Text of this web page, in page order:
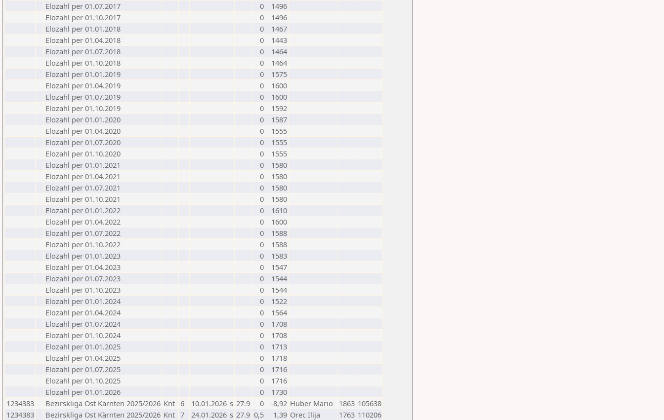
Elozahl per 01.07.2017
0
1496
Elozahl per 01.10.2017
0
1496
Elozahl per 01.01.2018
0
1467
Elozahl per 01.04.2018
0
1443
Elozahl per 01.07.2018
0
1464
Elozahl per 01.10.2018
0
1464
Elozahl per 01.01.2019
0
1575
Elozahl per 01.04.2019
0
1600
Elozahl per 01.07.2019
0
1600
Elozahl per 01.10.2019
0
1592
Elozahl per 01.01.2020
0
1587
Elozahl per 01.04.2020
0
1555
Elozahl per 01.07.2020
0
1555
Elozahl per 01.10.2020
0
1555
Elozahl per 01.01.2021
0
1580
Elozahl per 01.04.2021
0
1580
Elozahl per 01.07.2021
0
1580
Elozahl per 01.10.2021
0
1580
Elozahl per 01.01.2022
0
1610
Elozahl per 01.04.2022
0
1600
Elozahl per 01.07.2022
0
1588
Elozahl per 01.10.2022
0
1588
Elozahl per 01.01.2023
0
1583
Elozahl per 01.04.2023
0
1547
Elozahl per 01.07.2023
0
1544
Elozahl per 01.10.2023
0
1544
Elozahl per 01.01.2024
0
1522
Elozahl per 01.04.2024
0
1564
Elozahl per 01.07.2024
0
1708
Elozahl per 01.10.2024
0
1708
Elozahl per 01.01.2025
0
1713
Elozahl per 01.04.2025
0
1718
Elozahl per 01.07.2025
0
1716
Elozahl per 01.10.2025
0
1716
Elozahl per 01.01.2026
0
1730
1234383
Bezirskliga Ost Kärnten 2025/2026 Knt 6 10.01.2026 s 27.9 0 -8,92 Huber Mario 1863 105638
1234383
Bezirskliga Ost Kärnten 2025/2026 Knt 7 24.01.2026 s 27.9 0,5 1,39 Orec Ilija 1763 110206